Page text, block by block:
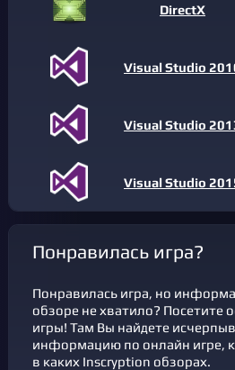
DirectX
Visual Studio
Visual Studio
Visual Studio
Понравилась игра?
Понравилась игра, но
обзоре не хватило? Посетите
игры! Там Вы найдете
информацию по онлайн игре,
в каких Inscryption обзорах.